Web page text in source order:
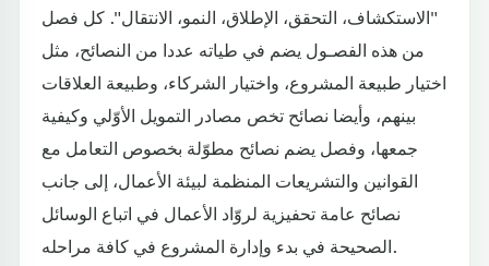
"الاستكشاف، التحقق، الإطلاق، النمو، الانتقال". كل فصل
من هذه الفصـول يضم في طياته عددا من النصائح، مثل
اختيار طبيعة المشروع، واختيار الشركاء، وطبيعة العلاقات
بينهم، وأيضا نصائح تخص مصادر التمويل الأوّلي وكيفية
جمعها، وفصل يضم نصائح مطوّلة بخصوص التعامل مع
القوانين والتشريعات المنظمة لبيئة الأعمال، إلى جانب
نصائح عامة تحفيزية لروّاد الأعمال في اتباع الوسائل
الصحيحة في بدء وإدارة المشروع في كافة مراحله.